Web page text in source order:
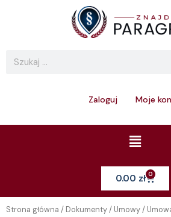
Search
Zaloguj Moje
Menu
0.00 zł 0Cart
Strona główna / Dokumenty/ Umowy/